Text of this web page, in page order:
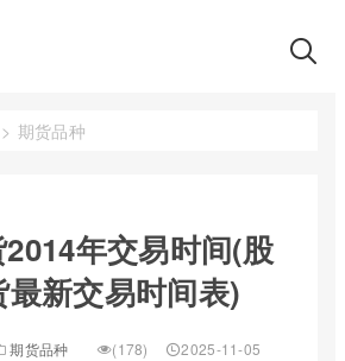
> 期货品种
年交易时间(股
最新交易时间表)
期货品种 (178)
2025-11-05